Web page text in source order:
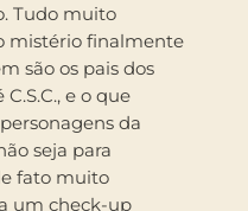
Tudo muito
mistério finalmente
são os pais dos
e o que
da
seja para
fato muito
um check-up